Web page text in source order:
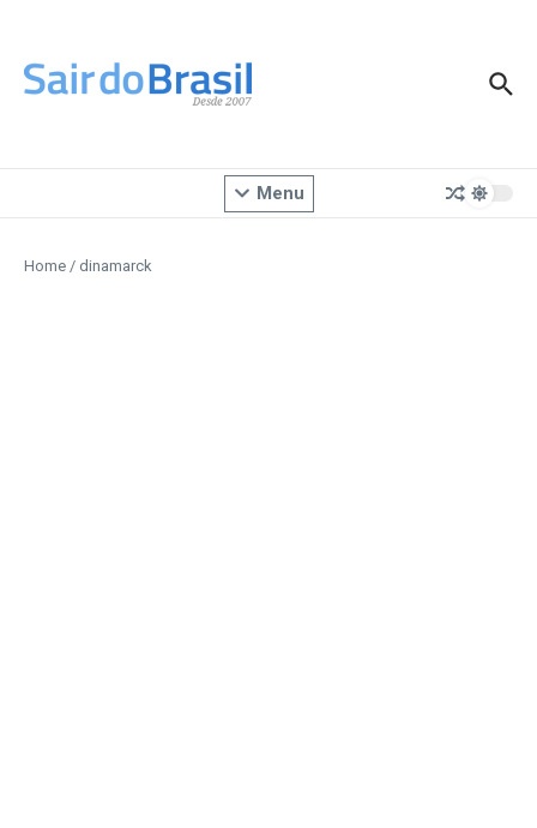
Menu
Home / dinamarck